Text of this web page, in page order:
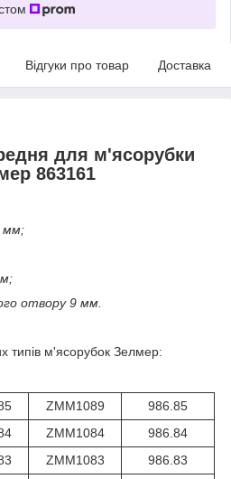
Відгуки про товар Доставка
для м'ясорубки
863161
мм;
отвору 9 мм.
типів м'ясорубок Зелмер:
ZMM1089
986.85
ZMM1084
986.84
ZMM1083
986.83